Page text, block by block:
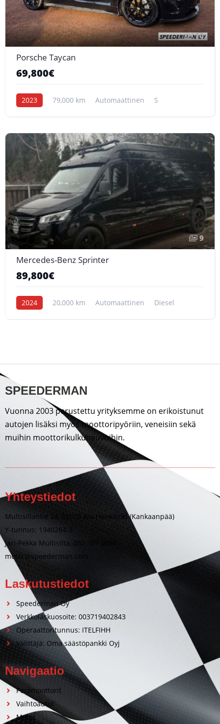
10
Porsche Taycan
69,800€
2023 79,000 km Automaattinen S
9
Mercedes-Benz Sprinter
89,800€
2024 20,000 km Automaattinen Diesel
SPEEDERMAN
Vuonna 2003 perustettu yrityksemme on erikoistunut
autojen lisäksi myös moottoripyöriin, veneisiin sekä
muihin moottorikulkuneuvoihin.
Yhteystiedot
Multisillantie 24, 38910 Ala-Honkajoki (Kankaanpää)
Y-tunnus: 1940284-3
Jari-Pekka Multisilta, 050 369 0094
motor@speederman.com
Laskutustiedot
Speederman Oy
Verkkolaskuosoite: 003719402843
Operaattoritunnus: ITELFIHH
Välittäjä: Oma säästöpankki Oyj
Navigaatio
Perämoottorit
Vaihtoautot
Motot